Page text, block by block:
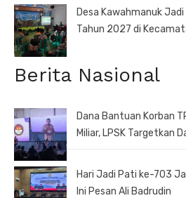
Desa Kawahmanuk Jadi
Tahun 2027 di
Berita Nasional
Dana Bantuan Korban
Miliar, LPSK Targetkan
Hari Jadi Pati ke-703
Ini Pesan Ali Badrudin